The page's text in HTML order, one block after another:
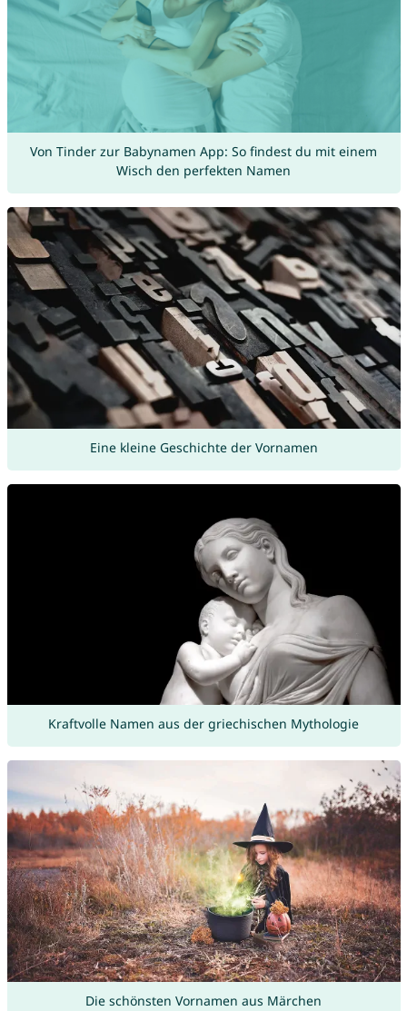
Von Tinder zur Babynamen App: So findest du mit einem
Wisch den perfekten Namen
Eine kleine Geschichte der Vornamen
Kraftvolle Namen aus der griechischen Mythologie
Die schönsten Vornamen aus Märchen